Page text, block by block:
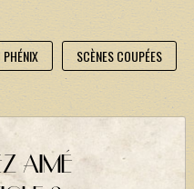
SCÈNES COUPÉES
AIMÉ